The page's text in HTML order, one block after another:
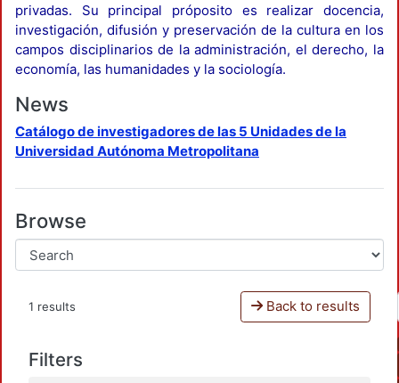
privadas. Su principal próposito es realizar docencia,
investigación, difusión y preservación de la cultura en los
campos disciplinarios de la administración, el derecho, la
economía, las humanidades y la sociología.
News
Catálogo de investigadores de las 5 Unidades de la
Universidad Autónoma Metropolitana
Browse
1 results Back to results
Filters